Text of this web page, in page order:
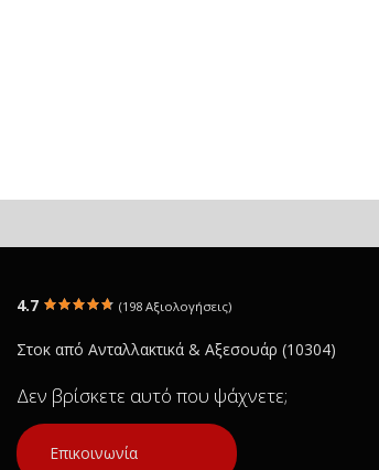
4.7 (198 Αξιολογήσεις)
Στοκ από Ανταλλακτικά & Αξεσουάρ (10304)
Δεν βρίσκετε αυτό που ψάχνετε;
Επικοινωνία